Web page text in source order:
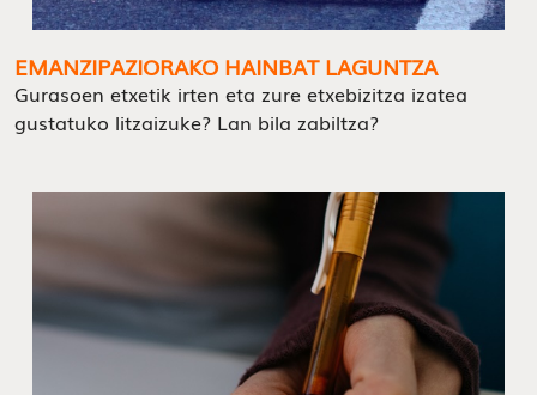
EMANZIPAZIORAKO HAINBAT LAGUNTZA
Gurasoen etxetik irten eta zure etxebizitza izatea
gustatuko litzaizuke? Lan bila zabiltza?